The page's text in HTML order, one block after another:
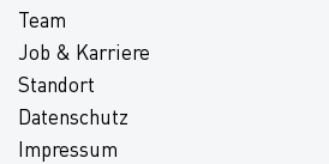
Team
Job & Karriere
Standort
Datenschutz
Impressum